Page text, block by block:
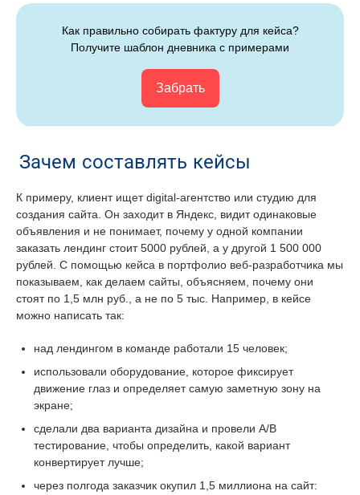
Как правильно собирать фактуру для кейса?
Получите шаблон дневника с примерами
Забрать
Зачем составлять кейсы
К примеру, клиент ищет digital-агентство или студию для
создания сайта. Он заходит в Яндекс, видит одинаковые
объявления и не понимает, почему у одной компании
заказать лендинг стоит 5000 рублей, а у другой 1 500 000
рублей. С помощью кейса в портфолио веб-разработчика мы
показываем, как делаем сайты, объясняем, почему они
стоят по 1,5 млн руб., а не по 5 тыс. Например, в кейсе
можно написать так:
над лендингом в команде работали 15 человек;
использовали оборудование, которое фиксирует
движение глаз и определяет самую заметную зону на
экране;
сделали два варианта дизайна и провели А/В
тестирование, чтобы определить, какой вариант
конвертирует лучше;
через полгода заказчик окупил 1,5 миллиона на сайт: